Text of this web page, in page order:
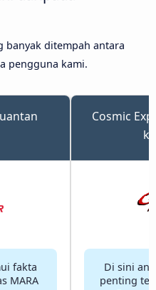
banyak ditempah antara
pengguna kami.
fakta
MARA
Cosmic
Di sini
penting